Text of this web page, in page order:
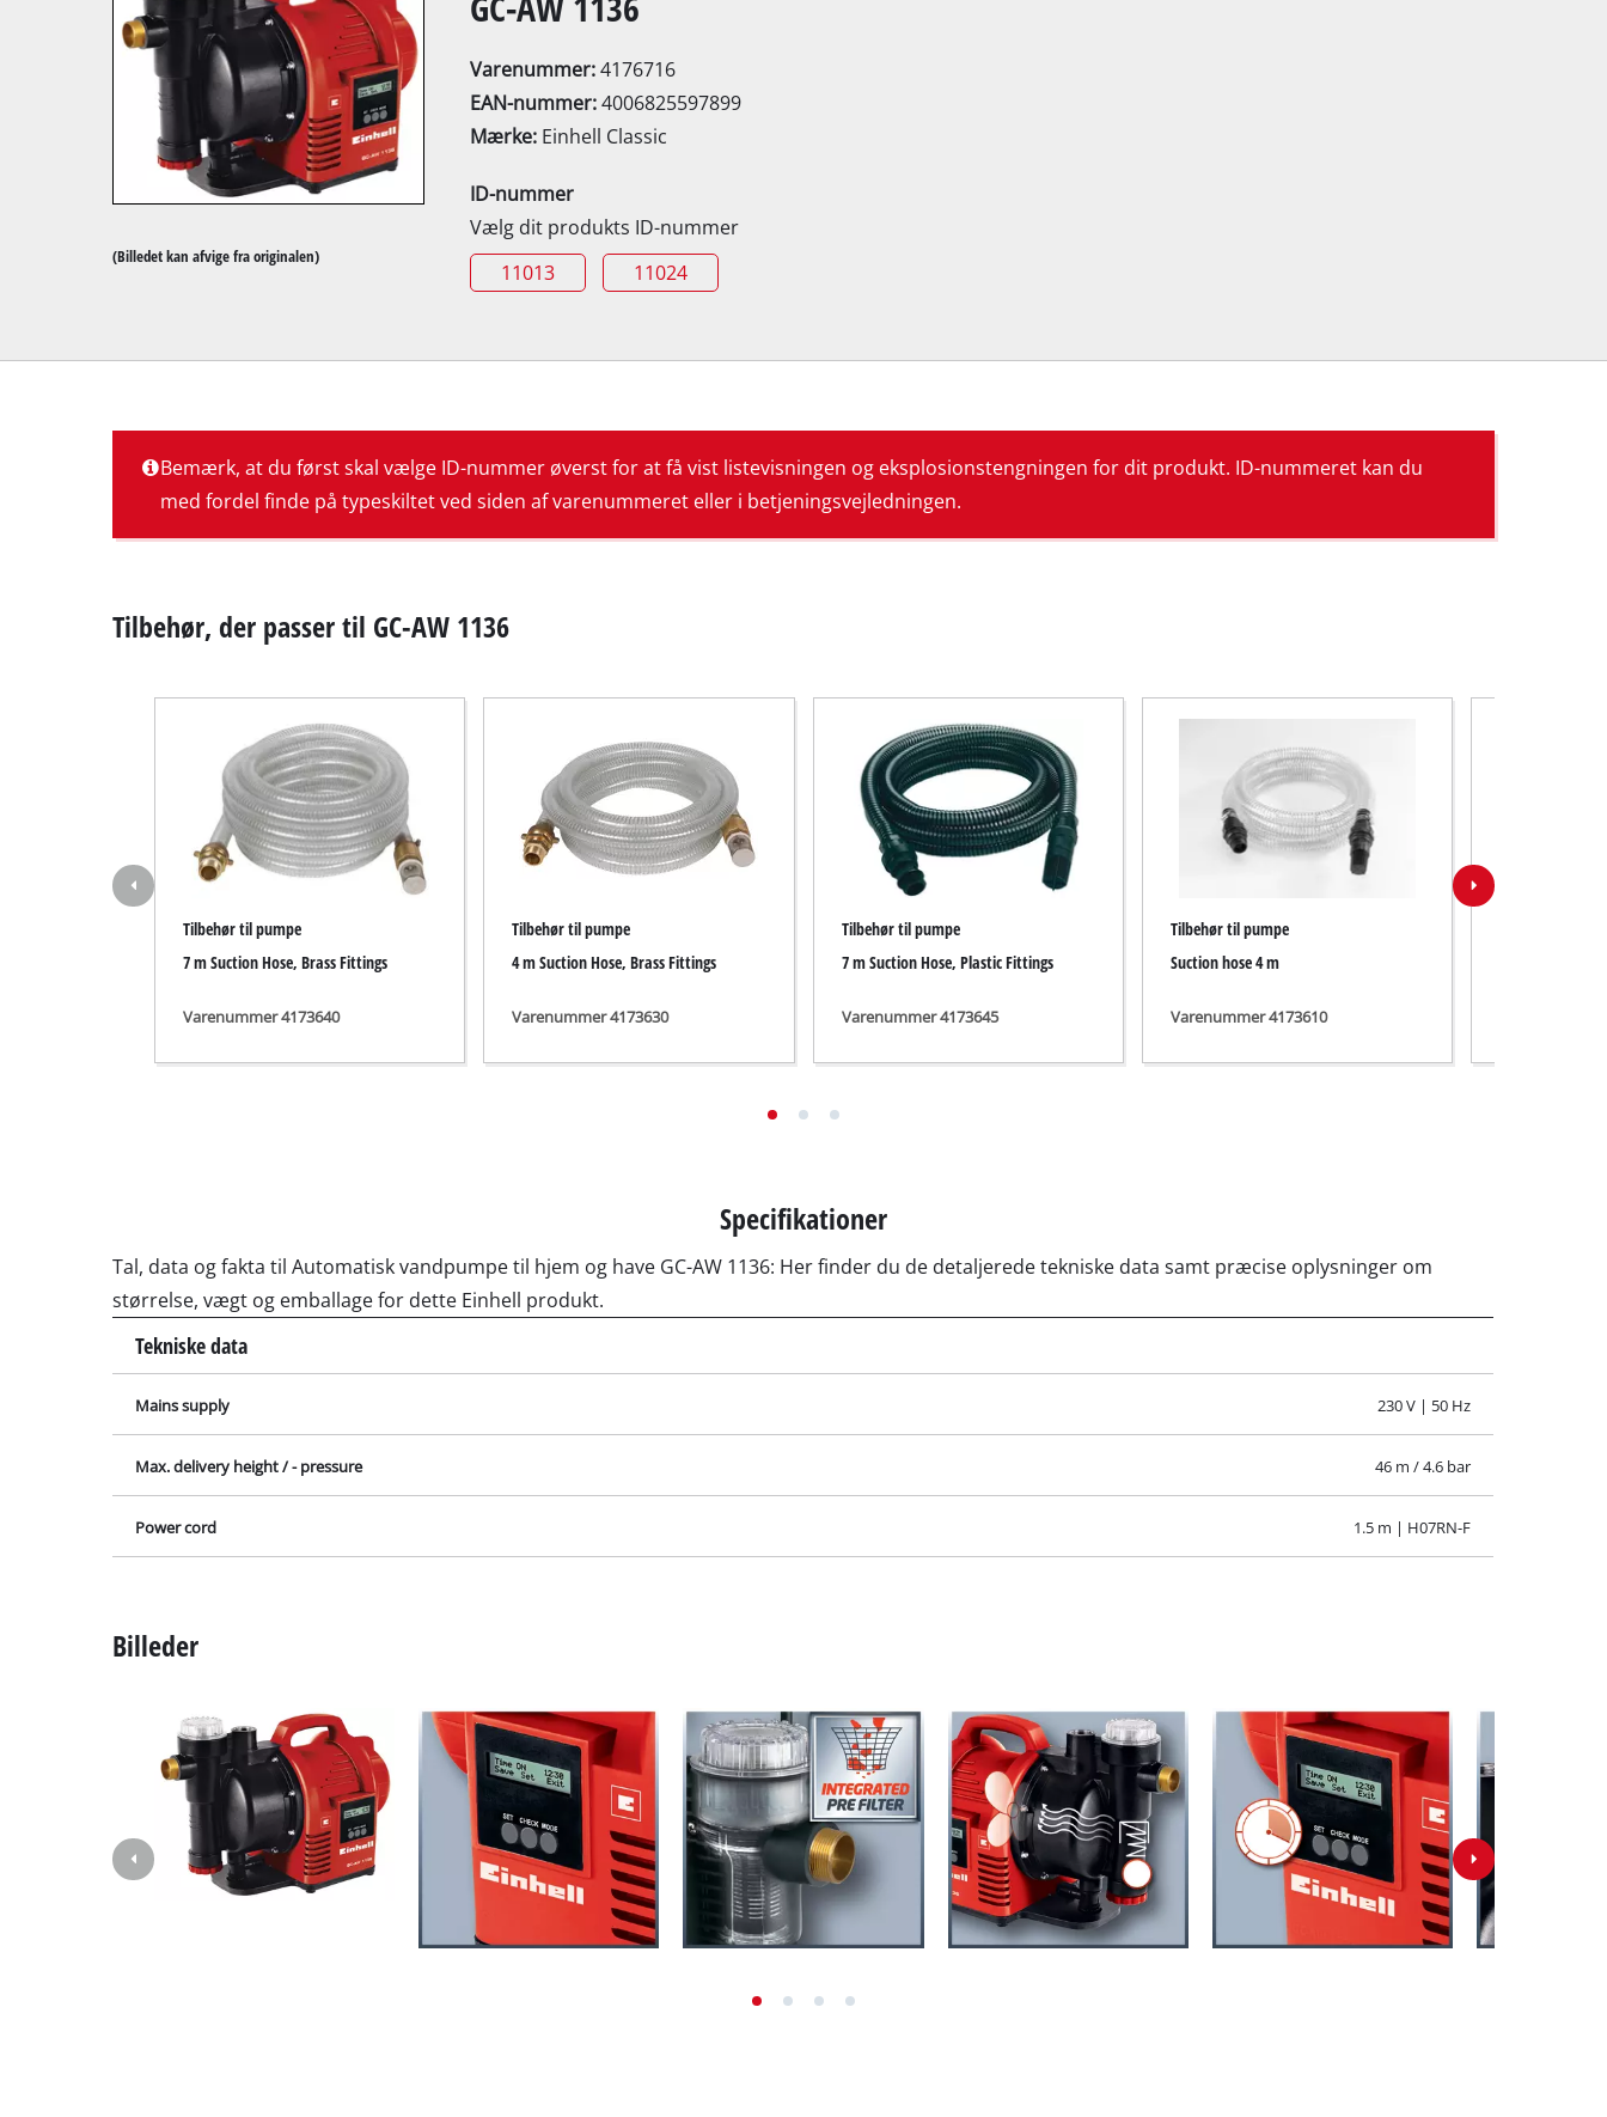
Bordrundsav
Håndholdt rundsav
Håndstøvsuger
Dobbeltsliber
Excentersliber
Multisliber
Rystepudsere
Slibemaskine til væg / gulv
Hybridkompressor
Elektriske kompressorer
Autokompressor
Multifunktionsværktøj
Lasere / måleværktøj
Malersprøjter
Limpistol
Generator
Løfte- / trækudstyr
Poleremaskine
Benzindrevet hækkeklipper
Teleskophækkeklippere
Rentvandspumpe
Andre pumper
Akku-vertikalskærere / plæneluftere
Elektrisk vertikalskærer
Benzindrevet vertikalskærer
Manuel vertikalskærer
Elektrisk kædesav
Højtryksrenser
Løvblæser
Savkædesliber
Multiværktøj
Fejemaskine
(Billedet kan afvige fra originalen)
Varenummer:4176716
EAN-nummer:4006825597899
Mærke: Einhell Classic
ID-nummer
Vælg dit produkts ID-nummer
11013
11024
Bemærk, at du først skal vælge ID-nummer øverst for at få vist listevisningen og eksplosionstengningen for dit produkt. ID-nummeret kan du
med fordel finde på typeskiltet ved siden af varenummeret eller i betjeningsvejledningen.
Tilbehør, der passer til GC-AW 1136
Tilbehør til pumpe
7 m Suction Hose, Brass Fittings
Varenummer 4173640
Tilbehør til pumpe
4 m Suction Hose, Brass Fittings
Varenummer 4173630
Tilbehør til pumpe
7 m Suction Hose, Plastic Fittings
Varenummer 4173645
Tilbehør til pumpe
Suction hose 4 m
Varenummer 4173610
Specifikationer
Tal, data og fakta til Automatisk vandpumpe til hjem og have GC-AW 1136: Her finder du de detaljerede tekniske data samt præcise oplysninger om
størrelse, vægt og emballage for dette Einhell produkt.
Tekniske data
Mains supply 230 V | 50 Hz
Max. delivery height / - pressure 46 m / 4.6 bar
Power cord 1.5 m | H07RN-F
Billeder